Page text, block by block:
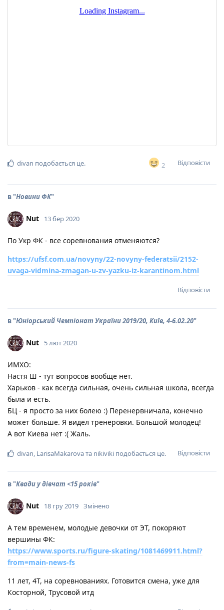
2 Відповісти
divan подобається це.
в "Новини ФК"
Nut 13 бер 2020
По Укр ФК - все соревнования отменяются?
https://ufsf.com.ua/novyny/22-novyny-federatsii/2152-
uvaga-vidmina-zmagan-u-zv-yazku-iz-karantinom.html
Відповісти
в "Юніорський Чемпіонат України 2019/20, Київ, 4-6.02.20"
Nut 5 лют 2020
ИМХО:
Настя Ш - тут вопросов вообще нет.
Харьков - как всегда сильная, очень сильная школа, всегда
была и есть.
БЦ - я просто за них болею :) Перенервничала, конечно
может больше. Я видел тренеровки. Большой молодец!
А вот Киева нет :( Жаль.
Відповісти
divan, LarisaMakarovaта nikiviki подобається це.
в "Квади у дівчат <15 років"
Nut 18 гру 2019 Змінено
А тем временем, молодые девочки от ЭТ, покоряют
вершины ФК:
https://www.sports.ru/figure-skating/1081469911.html?
from=main-news-fs
11 лет, 4Т, на соревнованиях. Готовится смена, уже для
Косторной, Трусовой итд